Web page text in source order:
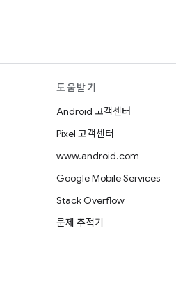
도움받기
Android 고객센터
Pixel 고객센터
www.android.com
Google Mobile Services
Stack Overflow
문제 추적기